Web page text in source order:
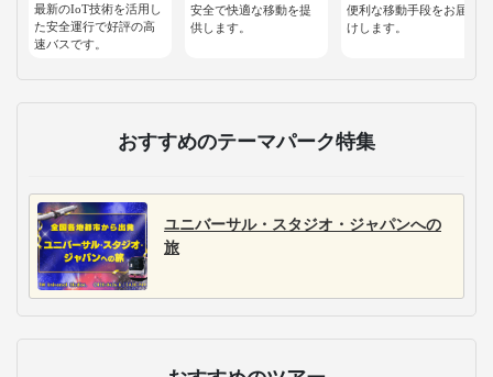
最新のIoT技術を活用し
た安全運行で好評の高
速バスです。
安全で快適な移動を提
供します。
便利な移動手段をお届
けします。
おすすめのテーマパーク特集
ユニバーサル・スタジオ・ジャパンへの
旅